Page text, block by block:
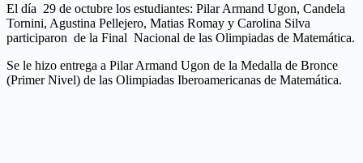
El día 29 de octubre los estudiantes: Pilar Armand Ugon, Candela
Tornini, Agustina Pellejero, Matias Romay y Carolina Silva
participaron de la Final Nacional de las Olimpiadas de Matemática.
Se le hizo entrega a Pilar Armand Ugon de la Medalla de Bronce
(Primer Nivel) de las Olimpiadas Iberoamericanas de Matemática.